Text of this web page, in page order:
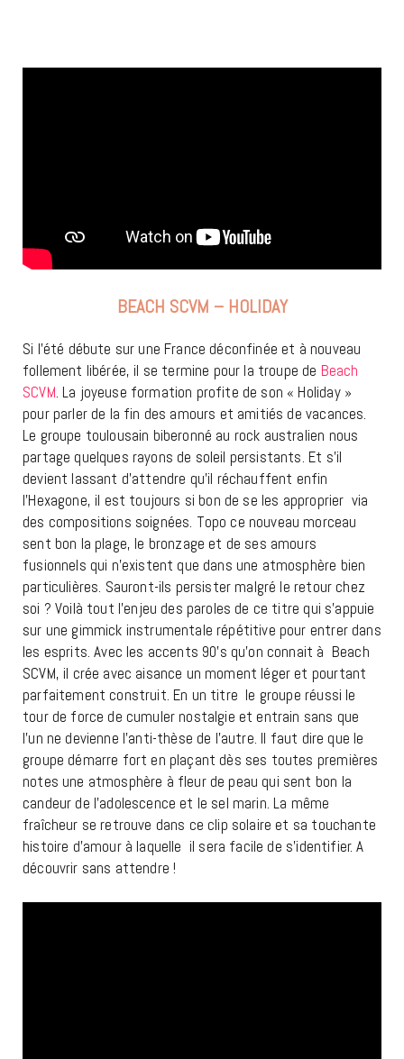
BEACH SCVM – HOLIDAY
Si l’été débute sur une France déconfinée et à nouveau
follement libérée, il se termine pour la troupe de Beach
SCVM. La joyeuse formation profite de son « Holiday »
pour parler de la fin des amours et amitiés de vacances.
Le groupe toulousain biberonné au rock australien nous
partage quelques rayons de soleil persistants. Et s’il
devient lassant d’attendre qu’il réchauffent enfin
l’Hexagone, il est toujours si bon de se les approprier via
des compositions soignées. Topo ce nouveau morceau
sent bon la plage, le bronzage et de ses amours
fusionnels qui n’existent que dans une atmosphère bien
particulières. Sauront-ils persister malgré le retour chez
soi ? Voilà tout l’enjeu des paroles de ce titre qui s’appuie
sur une gimmick instrumentale répétitive pour entrer dans
les esprits. Avec les accents 90’s qu’on connait à Beach
SCVM, il crée avec aisance un moment léger et pourtant
parfaitement construit. En un titre le groupe réussi le
tour de force de cumuler nostalgie et entrain sans que
l’un ne devienne l’anti-thèse de l’autre. Il faut dire que le
groupe démarre fort en plaçant dès ses toutes premières
notes une atmosphère à fleur de peau qui sent bon la
candeur de l’adolescence et le sel marin. La même
fraîcheur se retrouve dans ce clip solaire et sa touchante
histoire d’amour à laquelle il sera facile de s’identifier. A
découvrir sans attendre !